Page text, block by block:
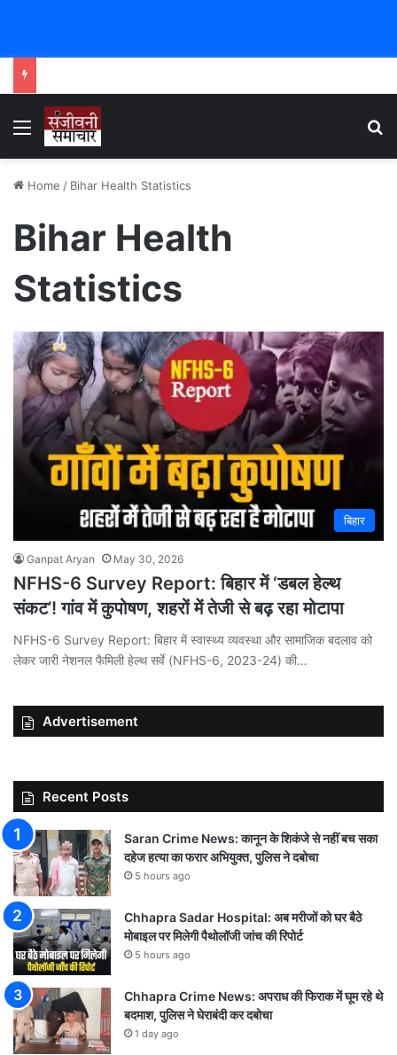
Menu
Home / Bihar Health Statistics
Bihar Health
Statistics
बिहार
Ganpat Aryan May 30, 2026
NFHS-6 Survey Report: बिहार में ‘डबल हेल्थ
संकट’! गांव में कुपोषण, शहरों में तेजी से बढ़ रहा मोटापा
NFHS-6 Survey Report: बिहार में स्वास्थ्य व्यवस्था और सामाजिक बदलाव को
लेकर जारी नेशनल फैमिली हेल्थ सर्वे (NFHS-6, 2023-24) की…
Advertisement
Recent Posts
Saran Crime News: कानून के शिकंजे से नहीं बच सका
दहेज हत्या का फरार अभियुक्त, पुलिस ने दबोचा
5 hours ago
Chhapra Sadar Hospital: अब मरीजों को घर बैठे
मोबाइल पर मिलेगी पैथोलॉजी जांच की रिपोर्ट
5 hours ago
Chhapra Crime News: अपराध की फिराक में घूम रहे थे
बदमाश, पुलिस ने घेराबंदी कर दबोचा
1 day ago